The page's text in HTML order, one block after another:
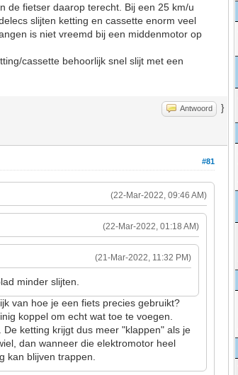
de fietser daarop terecht. Bij een 25 km/u
slijten ketting en cassette enorm veel
is niet vreemd bij een middenmotor op
cassette behoorlijk snel slijt met een
Antwoord }
#81
(22-Mar-2022, 09:46 AM)
(22-Mar-2022, 01:18 AM)
(21-Mar-2022, 11:32 PM)
minder slijten.
van hoe je een fiets precies gebruikt?
koppel om echt wat toe te voegen.
ketting krijgt dus meer "klappen" als je
dan wanneer die elektromotor heel
kan blijven trappen.